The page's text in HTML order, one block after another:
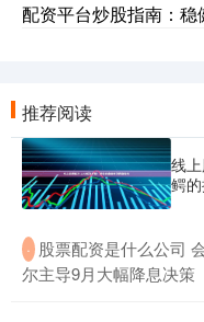
配资平台炒股指南：
推荐阅读
线
鳄
· 股票配资是什么公司
尔主导9月大幅降息决策